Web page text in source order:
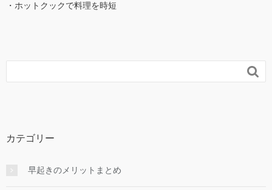
・ホットクックで料理を時短

カテゴリー
早起きのメリットまとめ